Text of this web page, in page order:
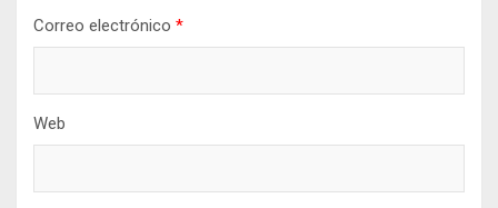
Correo electrónico *
Web